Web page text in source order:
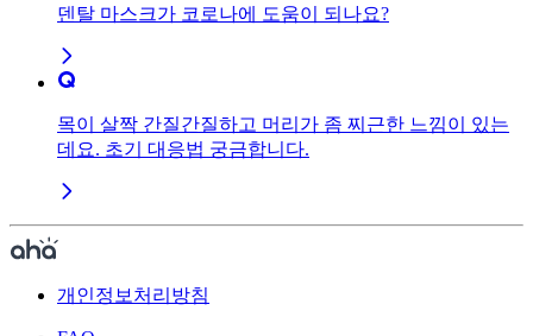
덴탈 마스크가 코로나에 도움이 되나요?
목이 살짝 간질간질하고 머리가 좀 찌근한 느낌이 있는
데요. 초기 대응법 궁금합니다.
개인정보처리방침